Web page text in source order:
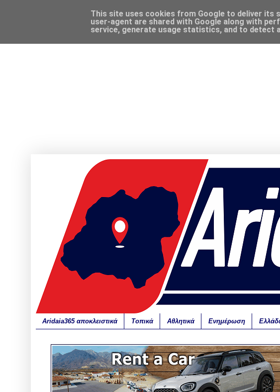
Aridaia365 αποκλειστικά Τοπικά Αθλητικά Ενημέρωση
This site uses cookies from Google to deliver its
user-agent are shared with Google along with
service, generate usage statistics, and to detect